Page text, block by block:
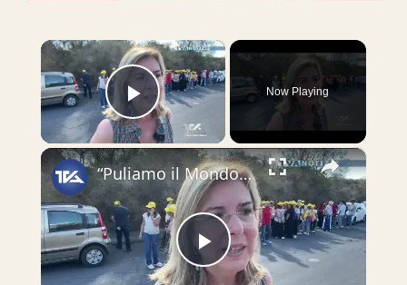
×
Play Video
Now Playing
×
Play
“Puliamo il Mondo” a Camporotondo Etneo con gli studenti della Vittorini